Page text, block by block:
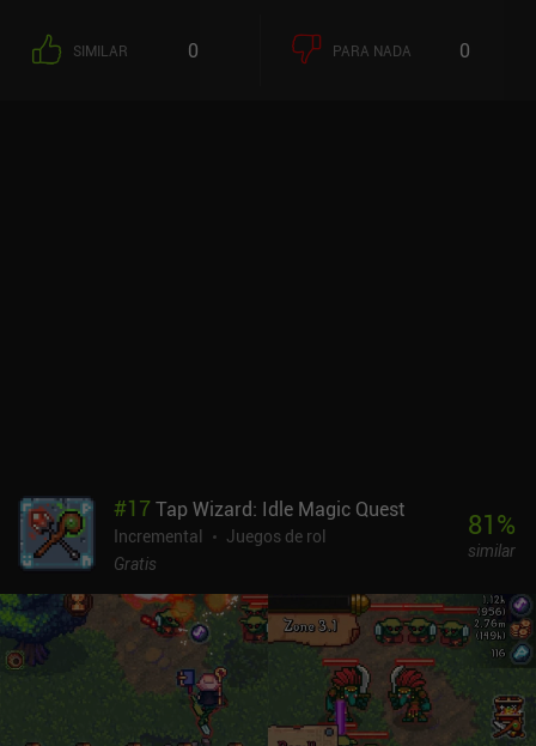
SIMILAR 0 PARA NADA 0
#17Tap Wizard: Idle Magic Quest
Incremental
Juegos de rol
Gratis
81%
similar